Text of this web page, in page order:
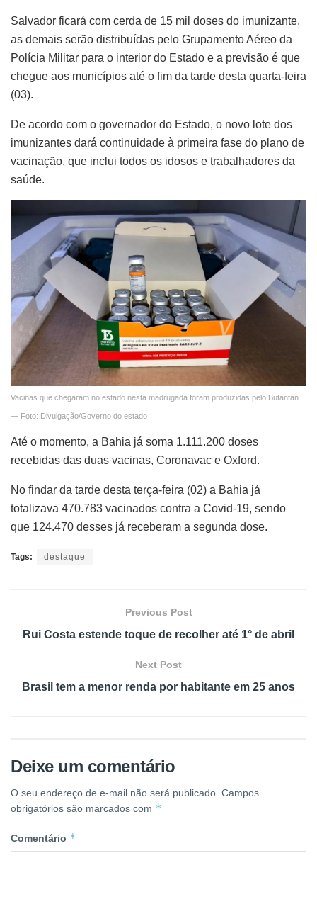
Salvador ficará com cerda de 15 mil doses do imunizante,
as demais serão distribuídas pelo Grupamento Aéreo da
Polícia Militar para o interior do Estado e a previsão é que
chegue aos municípios até o fim da tarde desta quarta-feira
(03).
De acordo com o governador do Estado, o novo lote dos
imunizantes dará continuidade à primeira fase do plano de
vacinação, que inclui todos os idosos e trabalhadores da
saúde.
Vacinas que chegaram no estado nesta madrugada foram produzidas pelo Butantan
— Foto: Divulgação/Governo do estado
Até o momento, a Bahia já soma 1.111.200 doses
recebidas das duas vacinas, Coronavac e Oxford.
No findar da tarde desta terça-feira (02) a Bahia já
totalizava 470.783 vacinados contra a Covid-19, sendo
que 124.470 desses já receberam a segunda dose.
Tags: destaque
Previous Post
Rui Costa estende toque de recolher até 1° de abril
Next Post
Brasil tem a menor renda por habitante em 25 anos
Deixe um comentário
O seu endereço de e-mail não será publicado. Campos
obrigatórios são marcados com *
Comentário *